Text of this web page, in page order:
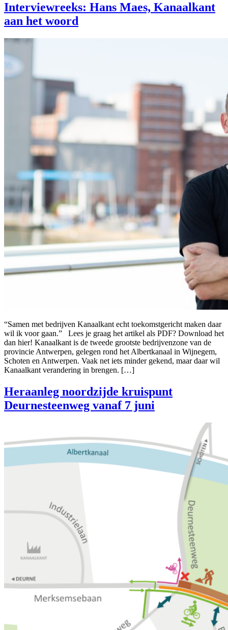
Interviewreeks: Hans Maes, Kanaalkant
aan het woord
“Samen met bedrijven Kanaalkant echt toekomstgericht maken daar
wil ik voor gaan.” Lees je graag het artikel als PDF? Download het
dan hier! Kanaalkant is de tweede grootste bedrijvenzone van de
provincie Antwerpen, gelegen rond het Albertkanaal in Wijnegem,
Schoten en Antwerpen. Vaak net iets minder gekend, maar daar wil
Kanaalkant verandering in brengen. […]
Heraanleg noordzijde kruispunt
Deurnesteenweg vanaf 7 juni